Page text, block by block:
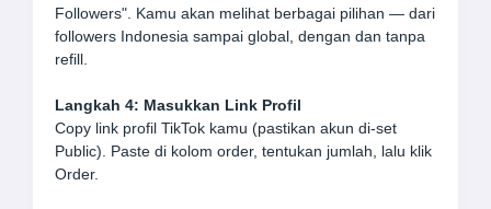
Followers". Kamu akan melihat berbagai pilihan — dari
followers Indonesia sampai global, dengan dan tanpa
refill.
Langkah 4: Masukkan Link Profil
Copy link profil TikTok kamu (pastikan akun di-set
Public). Paste di kolom order, tentukan jumlah, lalu klik
Order.